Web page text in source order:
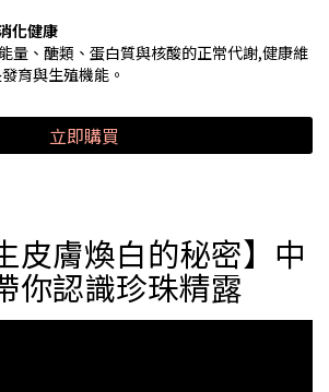
化健康
量、醣類、蛋白質與核酸的正常代謝,健康維
育與生殖機能。
立即購買
皮膚煥白的秘密】中
你認識珍珠精露